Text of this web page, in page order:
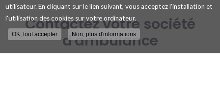
Contactez votre société
d'ambulance
utilisateur. En cliquant sur le lien suivant, vous acceptez l'installation et
l'utilisation des cookies sur votre ordinateur.
OK, tout accepter Non, plus d'informations